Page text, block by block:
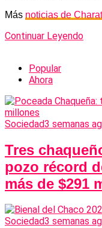
Más noticias de
Continuar Leyendo
Popular
Ahora
Sociedad3 semanas
Tres
pozo récord
más de $291
Sociedad3 semanas